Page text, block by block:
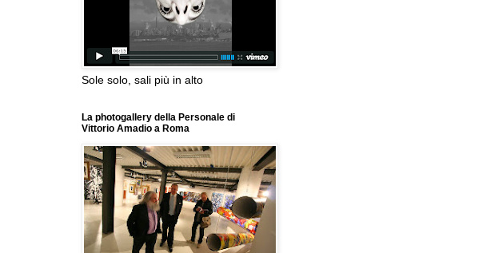
Sole solo, sali più in alto
La photogallery della Personale di
Vittorio Amadio a Roma